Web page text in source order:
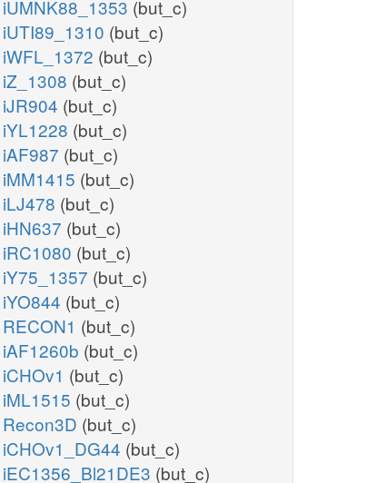
iUMNK88_1353 (but_c)
iUTI89_1310 (but_c)
iWFL_1372 (but_c)
iZ_1308 (but_c)
iJR904 (but_c)
iYL1228 (but_c)
iAF987 (but_c)
iMM1415 (but_c)
iLJ478 (but_c)
iHN637 (but_c)
iRC1080 (but_c)
iY75_1357 (but_c)
iYO844 (but_c)
RECON1 (but_c)
iAF1260b (but_c)
iCHOv1 (but_c)
iML1515 (but_c)
Recon3D (but_c)
iCHOv1_DG44 (but_c)
iEC1356_Bl21DE3 (but_c)